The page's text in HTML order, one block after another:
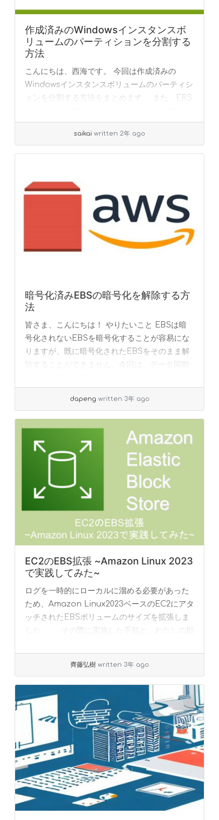
作成済みのWindowsインスタンスボ
リュームのパーティションを分割する
方法
こんにちは、西海です。 今回は作成済みの
Windowsインスタンスボリュームのパーティシ
ョンを分割する方法をまとめます。 また、EBS
設定した容量を2つに分割します。 最初に結論...
saikai written 2年 ago
暗号化済みEBSの暗号化を解除する方
法
皆さま、こんにちは！ やりたいこと EBSは暗
号化されないEBSを暗号化することが容易にな
りますが、既に暗号化されたEBSをそのまま解
除することができません。今回は、データ同期
dapeng written 3年 ago
EC2のEBS拡張 ~Amazon Linux 2023
で実践してみた~
ログを一時的にローカルに溜める必要があった
ため、Amazon Linux2023ベースのEC2にアタ
ッチされたEBSボリュームのサイズを拡張しま
した。 その際に実施した手順と、わたしの勘
齊藤弘樹 written 3年 ago